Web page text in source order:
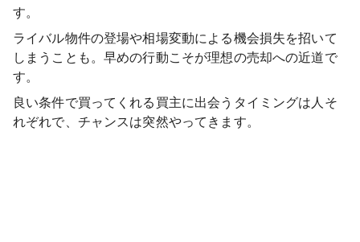
す。
ライバル物件の登場や相場変動による機会損失を招いて
しまうことも。早めの行動こそが理想の売却への近道で
す。
良い条件で買ってくれる買主に出会うタイミングは人そ
れぞれで、チャンスは突然やってきます。